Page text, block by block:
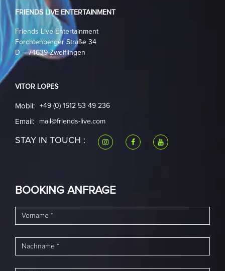
FRIENDS LIVE ENTERTAINMENT
Friends Live Entertainment
Forchtenberger Straße 34
D – 74639 Zweiflingen
VITOR LOPES
Mobil: +49 (0) 1512 53 49 236
Email: mail@friends-live.com
STAY IN TOUCH :
BOOKING ANFRAGE